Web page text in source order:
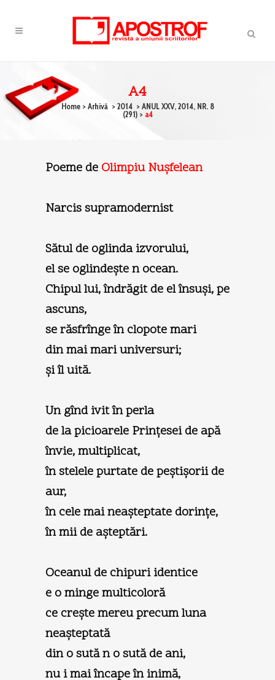
A4
Home> Arhivă > 2014 > ANUL XXV, 2014, NR. 8
(291)> a4
Poeme deOlimpiu Nuşfelean
Narcis supramodernist
Sătul de oglinda izvorului,
el se oglindeşte n ocean.
Chipul lui, îndrăgit de el însuşi, pe
ascuns,
se răsfrînge în clopote mari
din mai mari universuri;
şi îl uită.
Un gînd ivit în perla
de la picioarele Prinţesei de apă
învie, multiplicat,
în stelele purtate de peştişorii de
aur,
în cele mai neaşteptate dorinţe,
în mii de aşteptări.
Oceanul de chipuri identice
e o minge multicoloră
ce creşte mereu precum luna
neaşteptată
din o sută n o sută de ani,
nu i mai încape în inimă,